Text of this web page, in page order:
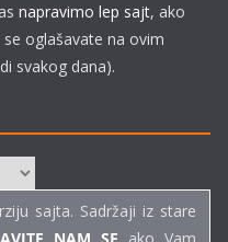
napravimo lep sajt, ako
oglašavate na ovim
svakog dana).
sajta. Sadržaji iz stare